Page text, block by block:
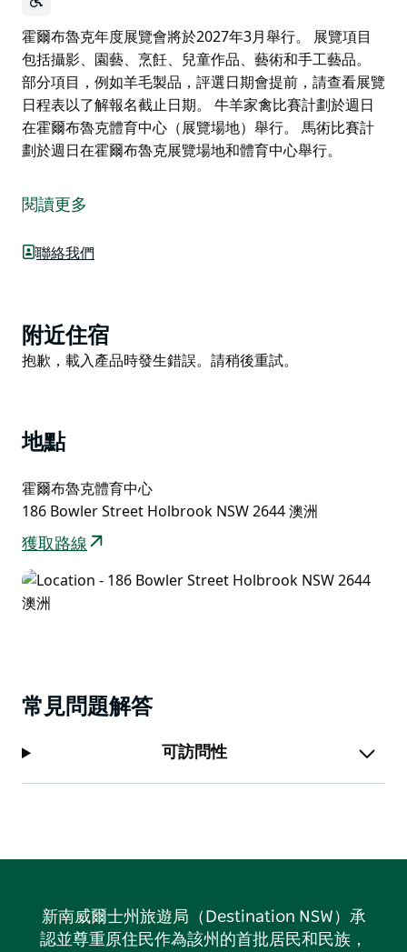
霍爾布魯克年度展覽會將於2027年3月舉行。 展覽項目
包括攝影、園藝、烹飪、兒童作品、藝術和手工藝品。
部分項目，例如羊毛製品，評選日期會提前，請查看展覽
日程表以了解報名截止日期。 牛羊家禽比賽計劃於週日
在霍爾布魯克體育中心（展覽場地）舉行。 馬術比賽計
劃於週日在霍爾布魯克展覽場地和體育中心舉行。
展覽項目包括攝影、園藝、烹飪、兒童作品、藝術和手工
部分項目，例如羊毛製品，評選日期會提前，請查看展覽
地）舉行。
馬術比賽計劃於週日在霍爾布魯克展覽場地和體育中心舉
閱讀更多
聯絡我們
Product
List
附近住宿
Product
抱歉，載入產品時發生錯誤。請稍後重試。
地點
霍爾布魯克體育中心
186 Bowler Street Holbrook NSW 2644 澳洲
獲取路線
常見問題解答
可訪問性
新南威爾士州旅遊局（Destination NSW）承
認並尊重原住民作為該州的首批居民和民族，